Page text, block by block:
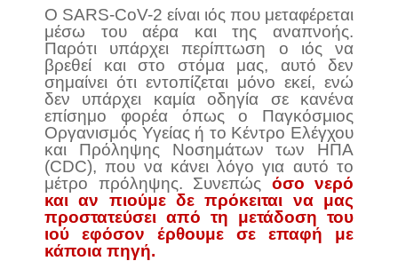
O SARS-CoV-2 είναι ιός που μεταφέρεται
μέσω του αέρα και της αναπνοής.
Παρότι υπάρχει περίπτωση ο ιός να
βρεθεί και στο στόμα μας, αυτό δεν
σημαίνει ότι εντοπίζεται μόνο εκεί, ενώ
δεν υπάρχει καμία οδηγία σε κανένα
επίσημο φορέα όπως ο Παγκόσμιος
Οργανισμός Υγείας ή το Κέντρο Ελέγχου
και Πρόληψης Νοσημάτων των ΗΠΑ
(CDC), που να κάνει λόγο για αυτό το
μέτρο πρόληψης. Συνεπώς όσο νερό
και αν πιούμε δε πρόκειται να μας
προστατεύσει από τη μετάδοση του
ιού εφόσον έρθουμε σε επαφή με
κάποια πηγή.